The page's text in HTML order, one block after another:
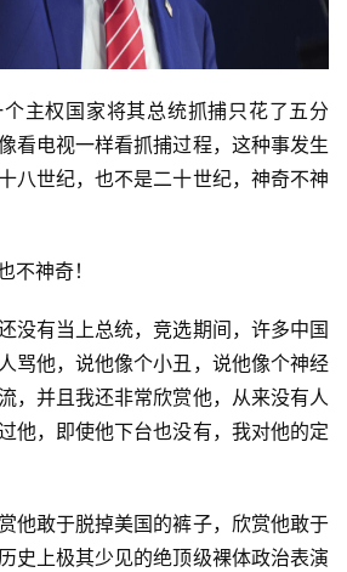
权国家将其总统抓捕只花了五分
看电视一样看抓捕过程，这种事发生
八世纪，也不是二十世纪，神奇不神
神奇！
有当上总统，竞选期间，许多中国
骂他，说他像个小丑，说他像个神经
，并且我还非常欣赏他，从来没有人
他，即使他下台也没有，我对他的定
敢于脱掉美国的裤子，欣赏他敢于
史上极其少见的绝顶级裸体政治表演